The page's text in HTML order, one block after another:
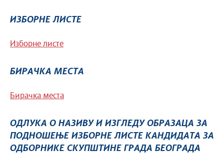
ИЗБОРНЕ ЛИСТЕ
Изборне листе
БИРАЧКА МЕСТА
Бирачка места
ОДЛУКА О НАЗИВУ И ИЗГЛЕДУ ОБРАЗАЦА ЗА
ПОДНОШЕЊЕ ИЗБОРНЕ ЛИСТЕ КАНДИДАТА ЗА
ОДБОРНИКЕ СКУПШТИНЕ ГРАДА БЕОГРАДА